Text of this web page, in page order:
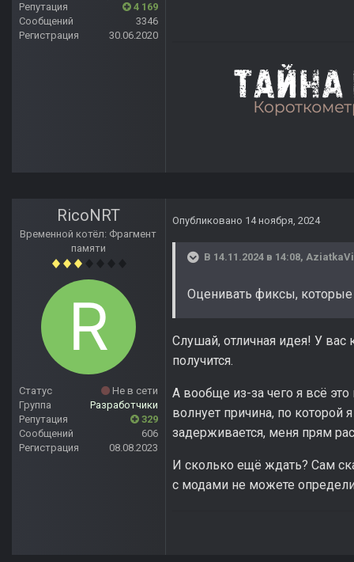
Репутация
4 169
Сообщений
3346
Регистрация
30.06.2020
RicoNRT
Временной котёл: Фрагмент
памяти
Статус
Не в сети
Группа
Разработчики
Репутация
329
Сообщений
606
Регистрация
08.08.2023
Опубликовано 14 ноября, 2024
В 14.11.2024 в 14:08,
Оценивать фиксы,
Слушай, отличная идея! У вас
получится.
А вообще из-за чего я всё
волнует причина, по которой
задерживается, меня прям
И сколько ещё ждать? Сам
с модами не можете